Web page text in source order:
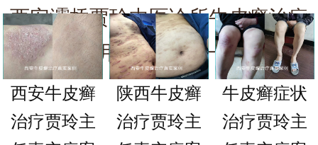
西安灞桥贾玲中医诊所牛皮癣治疗
专科，用心关爱每一位患者
西安牛皮癣
治疗贾玲主
陕西牛皮癣
治疗贾玲主
牛皮癣症状
治疗贾玲主